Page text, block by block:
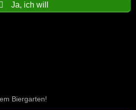
Ja, ich will
Biergarten!